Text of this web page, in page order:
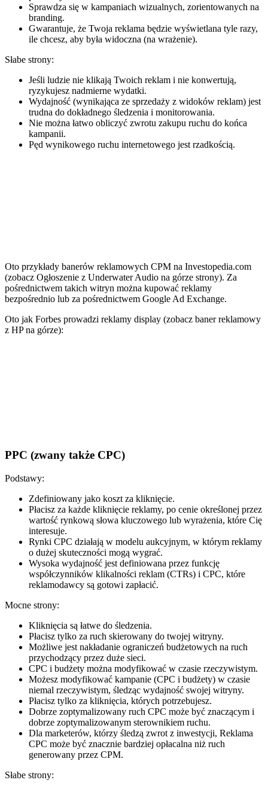
Sprawdza się w kampaniach wizualnych, zorientowanych na
branding.
Gwarantuje, że Twoja reklama będzie wyświetlana tyle razy,
ile chcesz, aby była widoczna (na wrażenie).
Słabe strony:
Jeśli ludzie nie klikają Twoich reklam i nie konwertują,
ryzykujesz nadmierne wydatki.
Wydajność (wynikająca ze sprzedaży z widoków reklam) jest
trudna do dokładnego śledzenia i monitorowania.
Nie można łatwo obliczyć zwrotu zakupu ruchu do końca
kampanii.
Pęd wynikowego ruchu internetowego jest rzadkością.
Oto przykłady banerów reklamowych CPM na Investopedia.com
(zobacz Ogłoszenie z Underwater Audio na górze strony). Za
pośrednictwem takich witryn można kupować reklamy
bezpośrednio lub za pośrednictwem Google Ad Exchange.
Oto jak Forbes prowadzi reklamy display (zobacz baner reklamowy
z HP na górze):
PPC (zwany także CPC)
Podstawy:
Zdefiniowany jako koszt za kliknięcie.
Płacisz za każde kliknięcie reklamy, po cenie określonej przez
wartość rynkową słowa kluczowego lub wyrażenia, które Cię
interesuje.
Rynki CPC działają w modelu aukcyjnym, w którym reklamy
o dużej skuteczności mogą wygrać.
Wysoka wydajność jest definiowana przez funkcję
współczynników klikalności reklam (CTRs) i CPC, które
reklamodawcy są gotowi zapłacić.
Mocne strony:
Kliknięcia są łatwe do śledzenia.
Płacisz tylko za ruch skierowany do twojej witryny.
Możliwe jest nakładanie ograniczeń budżetowych na ruch
przychodzący przez duże sieci.
CPC i budżety można modyfikować w czasie rzeczywistym.
Możesz modyfikować kampanie (CPC i budżety) w czasie
niemal rzeczywistym, śledząc wydajność swojej witryny.
Płacisz tylko za kliknięcia, których potrzebujesz.
Dobrze zoptymalizowany ruch CPC może być znaczącym i
dobrze zoptymalizowanym sterownikiem ruchu.
Dla marketerów, którzy śledzą zwrot z inwestycji, Reklama
CPC może być znacznie bardziej opłacalna niż ruch
generowany przez CPM.
Słabe strony: